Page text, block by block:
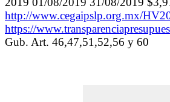
http://www.cegaipslp.org.mx/
https://
Gub. Art. 46,47,51,52,56 y 60